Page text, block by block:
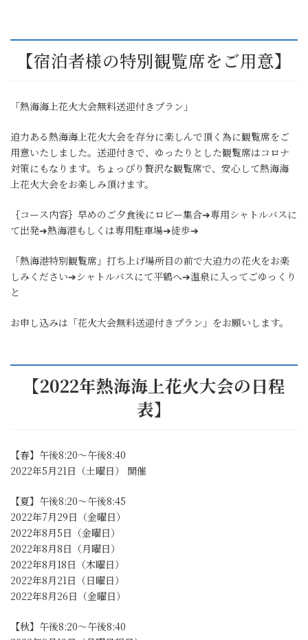
【宿泊者様の特別観覧席をご用意】
「熱海海上花火大会無料送迎付きプラン」
迫力ある熱海海上花火大会を存分に楽しんで頂く為に観覧席をご
用意いたしました。送迎付きで、ゆったりとした観覧席はコロナ
対策にもなります。ちょっぴり贅沢な観覧席で、安心して熱海海
上花火大会をお楽しみ頂けます。
｛コース内容｝早めのご夕食後にロビー集合➔専用シャトルバスに
て出発➔熱海港もしくは専用駐車場➔徒歩➔
「熱海港特別観覧席」打ち上げ場所目の前で大迫力の花火をお楽
しみください➔シャトルバスにて平鶴へ➔温泉に入ってごゆっくり
と
お申し込みは「花火大会無料送迎付きプラン」をお願いします。
【2022年熱海海上花火大会の日程
表】
【春】午後8:20～午後8:40
2022年5月21日（土曜日） 開催
【夏】午後8:20～午後8:45
2022年7月29日（金曜日）
2022年8月5日（金曜日）
2022年8月8日（月曜日）
2022年8月18日（木曜日）
2022年8月21日（日曜日）
2022年8月26日（金曜日）
【秋】午後8:20～午後8:40